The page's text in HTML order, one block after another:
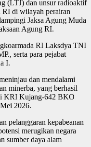
(LTJ) dan unsur radioaktif
RI di wilayah perairan
Jaksa Agung Muda
Agung RI.
RI Laksdya TNI
serta para pejabat
I.
dan mendalami
minerba, yang berhasil
KRI Kujang-642 BKO
2026.
pelanggaran kepabeanan
merugikan negara
sumber daya alam